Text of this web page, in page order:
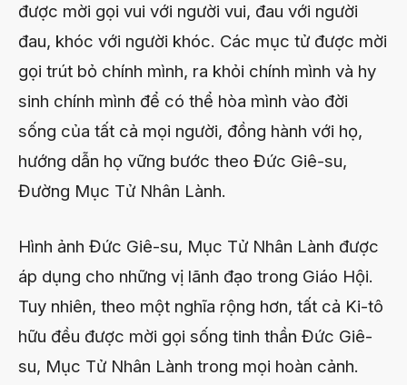
được mời gọi vui với người vui, đau với người
đau, khóc với người khóc. Các mục tử được mời
gọi trút bỏ chính mình, ra khỏi chính mình và hy
sinh chính mình để có thể hòa mình vào đời
sống của tất cả mọi người, đồng hành với họ,
hướng dẫn họ vững bước theo Đức Giê-su,
Đường Mục Tử Nhân Lành.
Hình ảnh Đức Giê-su, Mục Tử Nhân Lành được
áp dụng cho những vị lãnh đạo trong Giáo Hội.
Tuy nhiên, theo một nghĩa rộng hơn, tất cả Ki-tô
hữu đều được mời gọi sống tinh thần Đức Giê-
su, Mục Tử Nhân Lành trong mọi hoàn cảnh.